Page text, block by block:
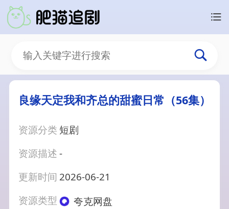
良缘天定我和齐总的甜蜜日常（56集）
资源分类 短剧
资源描述-
更新时间 2026-06-21
资源类型
夸克网盘